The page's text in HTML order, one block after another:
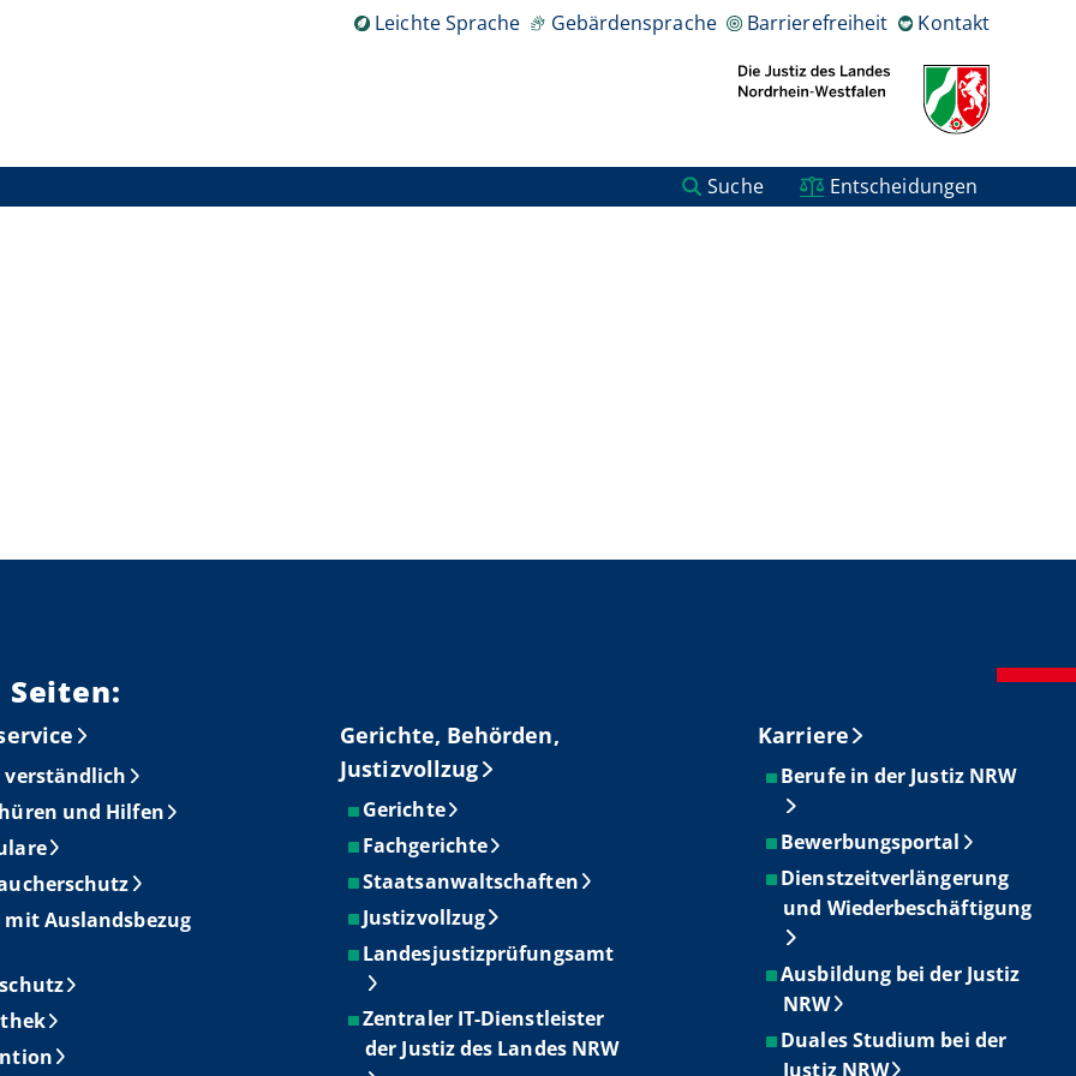
Leichte Sprache Gebärdensprache Barrierefreiheit Kontakt
Suche Entscheidungen
verständlich
und Hilfen
mit Auslandsbezug
Gerichte, Behörden,
Justizvollzug
Gerichte
Fachgerichte
Staatsanwaltschaften
Justizvollzug
Landesjustizprüfungsamt
Zentraler IT-Dienstleister
der Justiz des Landes NRW
Karriere
Berufe in der Justiz NRW
Bewerbungsportal
Dienstzeitverlängerung
und Wiederbeschäftigung
Ausbildung bei der Justiz
NRW
Duales Studium bei der
Justiz NRW